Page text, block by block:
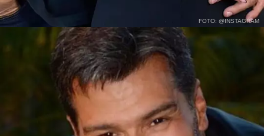
FOTO: @INSTAGRAM